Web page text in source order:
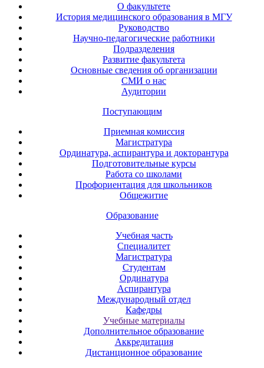
О факультете
История медицинского образования в МГУ
Руководство
Научно-педагогические работники
Подразделения
Развитие факультета
Основные сведения об организации
СМИ о нас
Аудитории
Поступающим
Приемная комиссия
Магистратура
Ординатура, аспирантура и докторантура
Подготовительные курсы
Работа со школами
Профориентация для школьников
Общежитие
Образование
Учебная часть
Специалитет
Магистратура
Студентам
Ординатура
Аспирантура
Международный отдел
Кафедры
Учебные материалы
Дополнительное образование
Аккредитация
Дистанционное образование